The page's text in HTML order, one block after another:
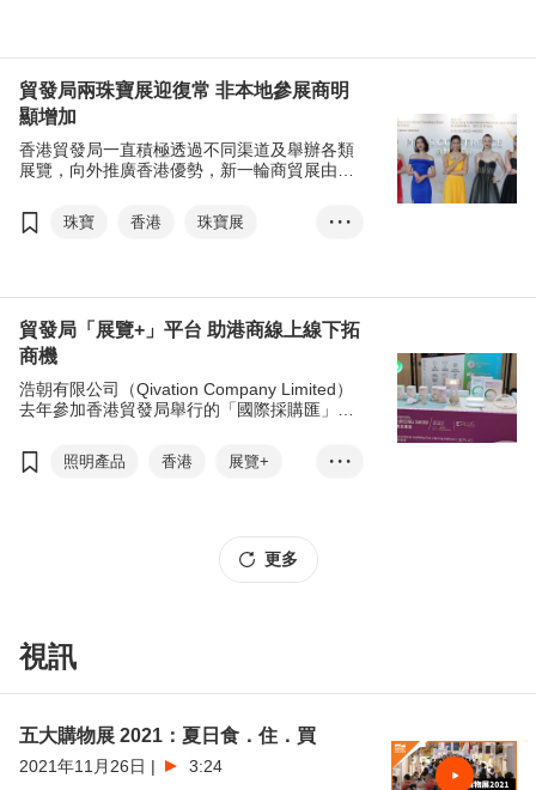
展覽+
政府資訊科技總監辦公室
張淑芬
口罩令
通關
展覽+
經濟復蘇
貿發局兩珠寶展迎復常 非本地參展商明
顯增加
香港貿發局一直積極透過不同渠道及舉辦各類
展覽，向外推廣香港優勢，新一輪商貿展由第
寶石及珍珠展啟動，讓環球買家與展商聚首一
堂，促進交流與洽商。
珠寶 香港
珠寶展
香港國際鑽石、寶石及珍珠展
珠寶出口
• • •
貿發局「展覽+」平台 助港商線上線下拓
商機
浩朝有限公司（Qivation Company Limited）
去年參加香港貿發局舉行的「國際採購匯」，
+）實體和網上展覽模式，接觸海外買家，爭取
更多生意。
照明產品 香港
展覽+
光觸媒技術
• • •
更多
視訊
五大購物展 2021：夏日食．住．買
2021年11月26日 | 3:24